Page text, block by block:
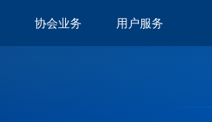
协会业务 用户服务